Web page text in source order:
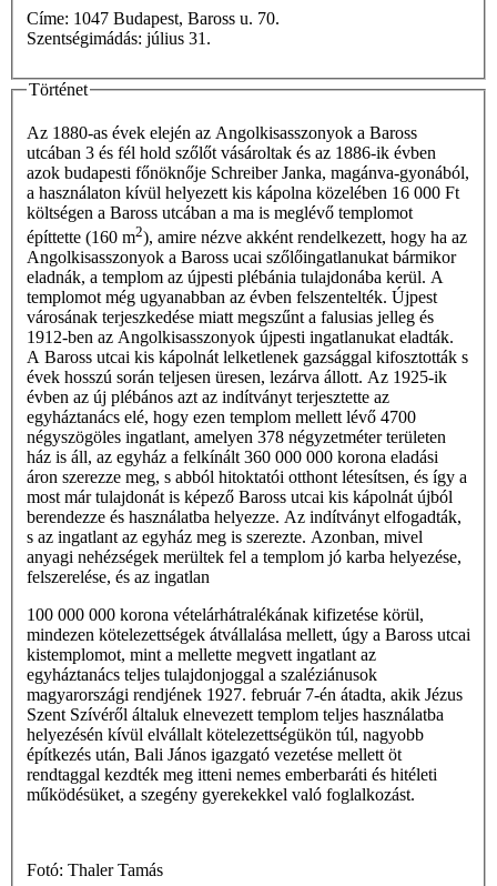
Címe: 1047 Budapest, Baross u. 70.
Szentségimádás: július 31.
Történet
Az 1880-as évek elején az Angolkisasszonyok a Baross
utcában 3 és fél hold szőlőt vásároltak és az 1886-ik évben
azok budapesti főnöknője Schreiber Janka, magánva-gyonából,
a használaton kívül helyezett kis kápolna közelében 16 000 Ft
költségen a Baross utcában a ma is meglévő templomot
építtette (160 m2), amire nézve akként rendelkezett, hogy ha az
Angolkisasszonyok a Baross ucai szőlőingatlanukat bármikor
eladnák, a templom az újpesti plébánia tulajdonába kerül. A
templomot még ugyanabban az évben felszentelték. Újpest
városának terjeszkedése miatt megszűnt a falusias jelleg és
1912-ben az Angolkisasszonyok újpesti ingatlanukat eladták.
A Baross utcai kis kápolnát lelketlenek gazsággal kifosztották s
évek hosszú során teljesen üre­sen, lezárva állott. Az 1925-ik
évben az új plébános azt az indítványt terjesztette az
egyháztanács elé, hogy ezen templom mellett lévő 4700
négyszögöles ingatlant, amelyen 378 négyzetméter területen
ház is áll, az egyház a fel­kínált 360 000 000 korona eladási
áron szerezze meg, s abból hitoktatói otthont létesítsen, és így a
most már tulajdonát is képező Baross utcai kis kápolnát újból
berendezze és használatba helyezze. Az indítványt elfogad­ták,
s az ingatlant az egyház meg is szerezte. Azonban, mivel
anyagi nehézségek merültek fel a templom jó karba helyezése,
felszerelése, és az ingatlan
100 000 000 korona vételárhátralékának kifizetése körül,
mindezen kötelezettségek átvállalása mellett, úgy a Baross utcai
kistemplomot, mint a mellette megvett ingatlant az
egyháztanács teljes tulajdonjoggal a szaléziánusok
magyarországi rendjének 1927. február 7-én átadta, akik Jézus
Szent Szívéről általuk elnevezett templom teljes használatba
helyezésén kívül elvállalt kötelezettségükön túl, nagyobb
építkezés után, Bali János igazgató vezetése mellett öt
rendtaggal kezdték meg itteni nemes emberbaráti és hitéleti
működésüket, a szegény gyerekekkel való foglalkozást.
Fotó: Thaler Tamás